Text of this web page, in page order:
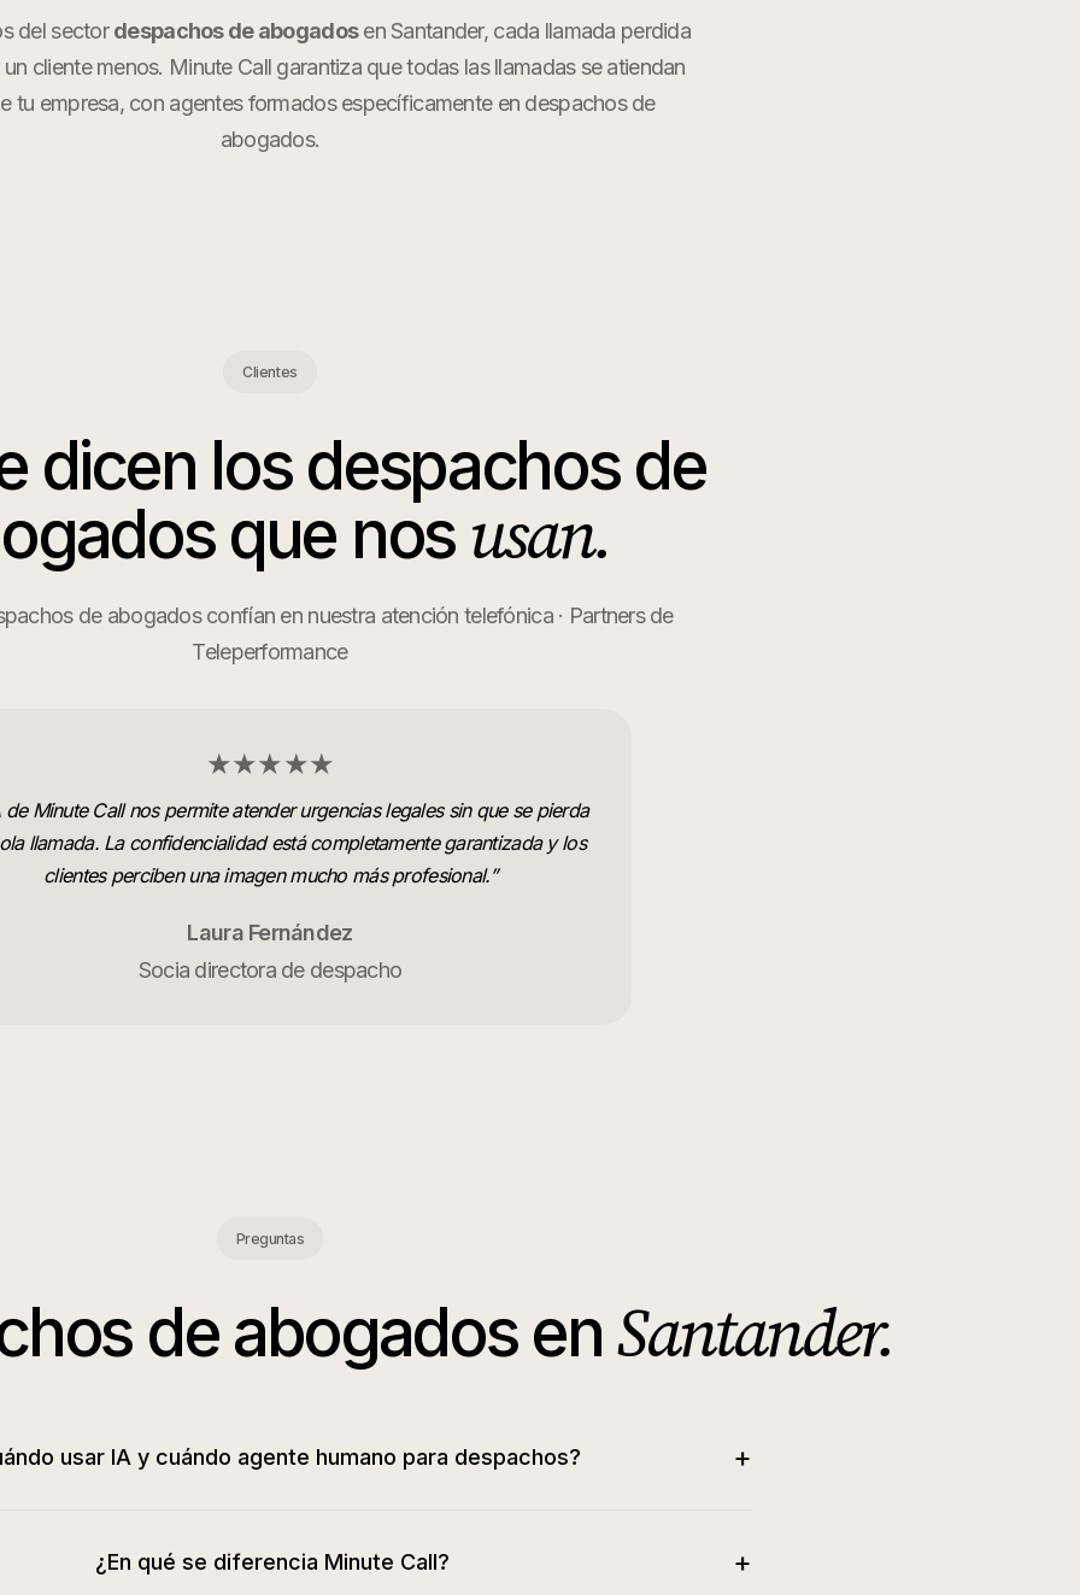
del sectordespachos de abogadosen Santander, cada llamada perdida
cliente menos. Minute Call garantiza que todas las llamadas se atiendan
tu empresa, con agentes formados específicamente en despachos de
abogados.
Clientes
dicen losdespachos de
que nos usan.
de abogados confían en nuestra atención telefónica · Partners de
Teleperformance
★★★★★
de Minute Call nos permite atender urgencias legales sin que se pierda
llamada. La confidencialidad está completamente garantizada y los
clientes perciben una imagen mucho más profesional.”
Laura Fernández
Socia directora de despacho
Preguntas
de abogadosenSantander.
usar IA y cuándo agente humano para despachos? +
¿En qué se diferencia Minute Call? +